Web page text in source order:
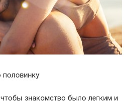
знакомство было легким и